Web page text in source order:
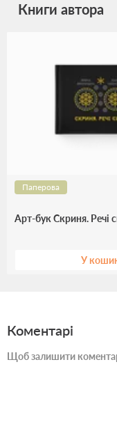
Книги автора
Паперова
Арт-бук Скриня. Речі
У
Коментарі
Щоб залишити